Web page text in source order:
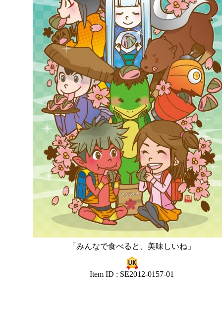
「みんなで食べると、美味しいね」
Item ID : SE2012-0157-01